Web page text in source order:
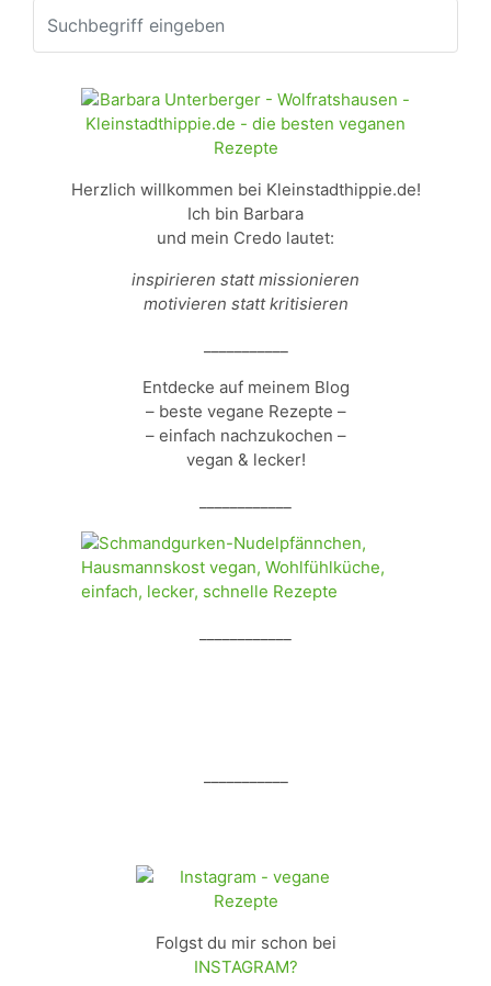
Herzlich willkommen bei Kleinstadthippie.de!
Ich bin Barbara
und mein Credo lautet:
inspirieren statt missionieren
motivieren statt kritisieren
Entdecke auf meinem Blog
– beste vegane Rezepte –
– einfach nachzukochen –
vegan & lecker!
Folgst du mir schon bei
INSTAGRAM?